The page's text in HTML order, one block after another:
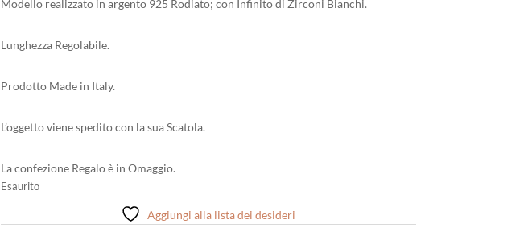
Modello realizzato in argento 925 Rodiato; con Infinito di Zirconi Bianchi.
Lunghezza Regolabile.
Prodotto Made in Italy.
L’oggetto viene spedito con la sua Scatola.
La confezione Regalo è in Omaggio.
Esaurito
Aggiungi alla lista dei desideri